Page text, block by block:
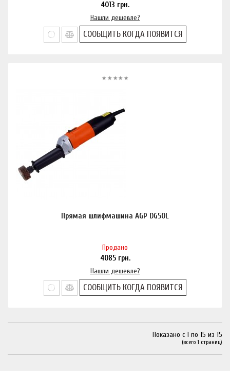
4013 грн.
Нашли дешевле?
СООБЩИТЬ КОГДА ПОЯВИТСЯ
Прямая шлифмашина AGP DG50L
Продано
4085грн.
Нашли дешевле?
СООБЩИТЬ КОГДА ПОЯВИТСЯ
Показано с 1 по 15 из 15
(всего 1 страниц)